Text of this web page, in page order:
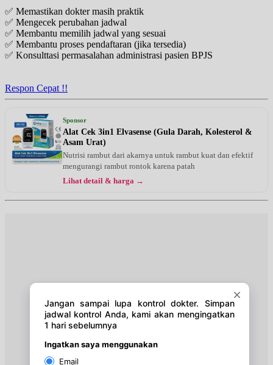
Rabu, 12/08/2026
Jam 09:00 - 11:00
BPJS
Rabu, 12/08/2026
Jam 14:30 - 15:00
EKSEKUTIF
Jumat, 14/08/2026
Jam 15:00 - 17:00
Selasa, 18/08/2026
Jam 13:00 - 15:00
Jam 15:00 - 15:30
✅ Memastikan dokter masih praktik
✅ Mengecek perubahan jadwal
✅ Membantu memilih jadwal yang sesuai
✅ Membantu proses pendaftaran (jika tersedia)
✅ Konsulttasi permasalahan administrasi pasien BPJS
Respon Cepat !!
Sponsor
Alat Cek 3in1 Elvasense (Gula Darah, Kolesterol &
Asam Urat)
Nutrisi rambut dari akarnya untuk rambut kuat dan efektif
mengurangi rambut rontok karena patah
Lihat detail & harga →